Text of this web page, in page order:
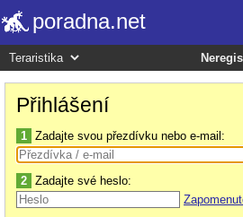
poradna.net
Přihlášení
1 Zadajte svou přezdívku nebo e-mail:
2 Zadajte své heslo: